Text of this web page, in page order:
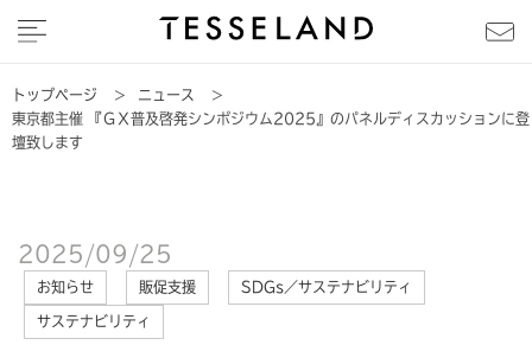
トップページ > ニュース
>
東京都主催 『ＧＸ普及啓発シンポジウム2025』のパネルディスカッションに登
壇致します
2025/09/25
お知らせ 販促支援 SDGs／サステナビリティ
サステナビリティ